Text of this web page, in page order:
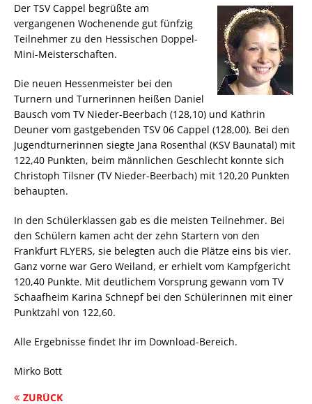
Der TSV Cappel begrüßte am
vergangenen Wochenende gut fünfzig
Teilnehmer zu den Hessischen Doppel-
Mini-Meisterschaften.
Die neuen Hessenmeister bei den
Turnern und Turnerinnen heißen Daniel
Bausch vom TV Nieder-Beerbach (128,10) und Kathrin
Deuner vom gastgebenden TSV 06 Cappel (128,00). Bei den
Jugendturnerinnen siegte Jana Rosenthal (KSV Baunatal) mit
122,40 Punkten, beim männlichen Geschlecht konnte sich
Christoph Tilsner (TV Nieder-Beerbach) mit 120,20 Punkten
behaupten.
In den Schülerklassen gab es die meisten Teilnehmer. Bei
den Schülern kamen acht der zehn Startern von den
Frankfurt FLYERS, sie belegten auch die Plätze eins bis vier.
Ganz vorne war Gero Weiland, er erhielt vom Kampfgericht
120,40 Punkte. Mit deutlichem Vorsprung gewann vom TV
Schaafheim Karina Schnepf bei den Schülerinnen mit einer
Punktzahl von 122,60.
Alle Ergebnisse findet Ihr im Download-Bereich.
Mirko Bott
ZURÜCK